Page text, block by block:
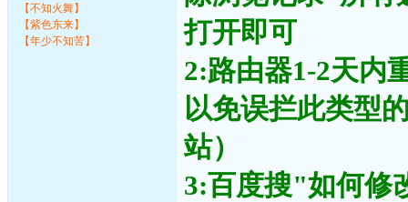
【不知火舞】
【紫色东来】
【年少不知苦】
打开即可
2:路由器1-2天内
以免误拦此类型
站）
3:百度搜"如何修